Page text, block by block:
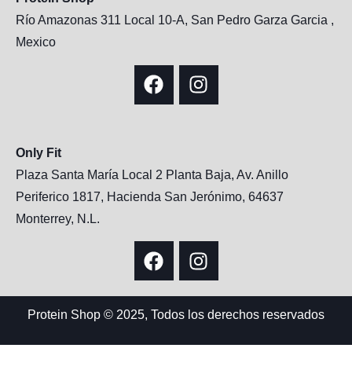
Río Amazonas 311 Local 10-A, San Pedro Garza Garcia ,
Mexico
Only Fit
Plaza Santa María Local 2 Planta Baja, Av. Anillo
Periferico 1817, Hacienda San Jerónimo, 64637
Monterrey, N.L.
Protein Shop © 2025, Todos los derechos reservados